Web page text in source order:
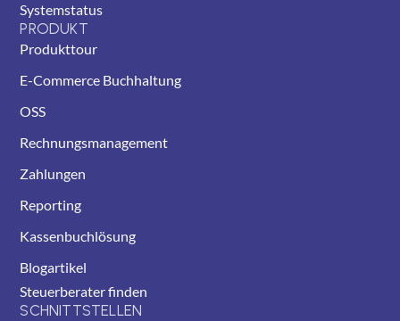
Systemstatus
PRODUKT
Produkttour
E-Commerce Buchhaltung
OSS
Rechnungsmanagement
Zahlungen
Reporting
Kassenbuchlösung
Blogartikel
Steuerberater finden
SCHNITTSTELLEN